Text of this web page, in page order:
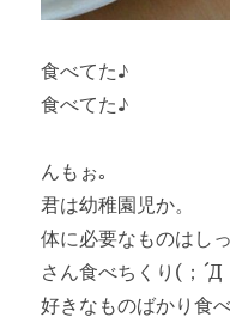
食べてた♪
食べてた♪
んもぉ｡
君は幼稚園児か。
体に必要なものはし
さん食べちくり(；´Д
好きなものばかり食